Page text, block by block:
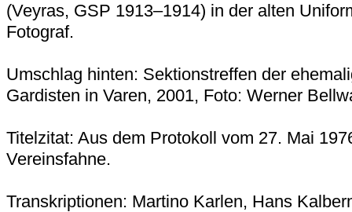
(Veyras, GSP 1913–1914) in der alten
Fotograf.
Umschlag hinten: Sektionstreffen der
Gardisten in Varen, 2001, Foto: Werner
Titelzitat: Aus dem Protokoll vom 27. Mai
Vereinsfahne.
Transkriptionen: Martino Karlen, Hans